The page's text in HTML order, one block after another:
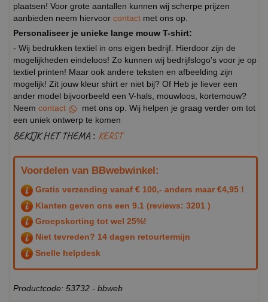
plaatsen! Voor grote aantallen kunnen wij scherpe prijzen
aanbieden neem hiervoor contact met ons op.
Personaliseer je unieke lange mouw T-shirt:
- Wij bedrukken textiel in ons eigen bedrijf. Hierdoor zijn de
mogelijkheden eindeloos! Zo kunnen wij bedrijfslogo's voor je op
textiel printen! Maar ook andere teksten en afbeelding zijn
mogelijk! Zit jouw kleur shirt er niet bij? Of Heb je liever een
ander model bijvoorbeeld een V-hals, mouwloos, kortemouw?
Neem contact
met ons op. Wij helpen je graag verder om tot
een uniek ontwerp te komen
BEKIJK HET THEMA : KERST
Voordelen van BBwebwinkel:
Gratis verzending vanaf € 100,- anders maar €4,95 !
Klanten geven ons een 9.1 (reviews: 3201 )
Groepskorting tot wel 25%!
Niet tevreden? 14 dagen retourtermijn
Snelle helpdesk
Productcode: 53732 - bbweb